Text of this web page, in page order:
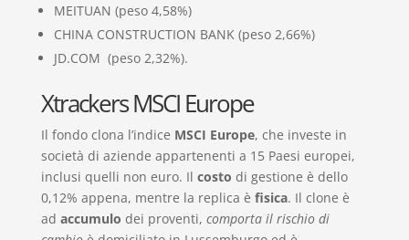
MEITUAN (peso 4,58%)
CHINA CONSTRUCTION BANK (peso 2,66%)
JD.COM (peso 2,32%).
Xtrackers MSCI Europe
Il fondo clona l’indice MSCI Europe, che investe in
società di aziende appartenenti a 15 Paesi europei,
inclusi quelli non euro. Il costo di gestione è dello
0,12% appena, mentre la replica è fisica. Il clone è
ad accumulo dei proventi, comporta il rischio di